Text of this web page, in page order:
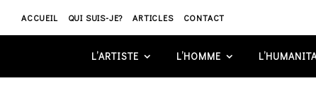
ACCUEIL QUI SUIS-JE? ARTICLES CONTACT
L’ARTISTE L’HOMME